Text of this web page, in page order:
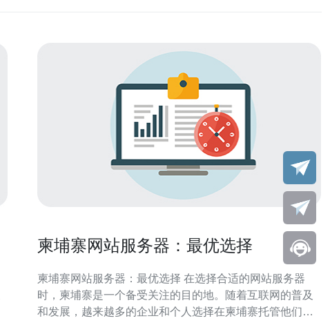
柬埔寨网站服务器：最优选择
柬埔寨网站服务器：最优选择 在选择合适的网站服务器
时，柬埔寨是一个备受关注的目的地。随着互联网的普及
和发展，越来越多的企业和个人选择在柬埔寨托管他们的